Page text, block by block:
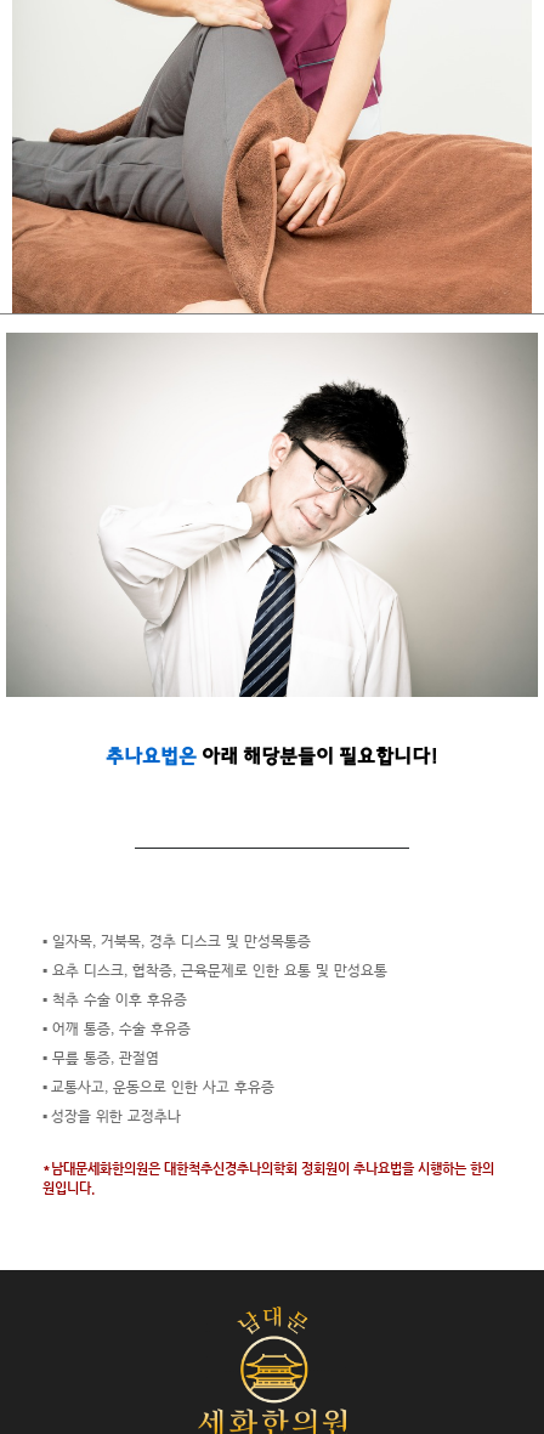
추나요법은 아래 해당분들이 필요합니다!
▪ 일자목, 거북목, 경추 디스크 및 만성목통증
▪ 요추 디스크, 협착증, 근육문제로 인한 요통 및 만성요통
▪ 척추 수술 이후 후유증
▪ 어깨 통증, 수술 후유증
▪ 무릎 통증, 관절염
▪ 교통사고, 운동으로 인한 사고 후유증
▪ 성장을 위한 교정추나
*남대문세화한의원은 대한척추신경추나의학회 정회원이 추나요법을 시행하는 한의
원입니다.